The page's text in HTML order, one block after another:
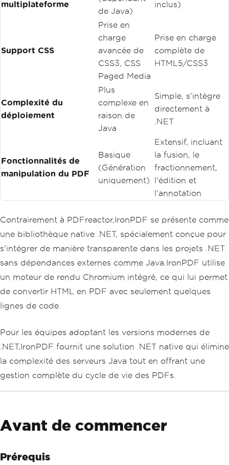
multiplateforme
de Java)
inclus)
Support CSS
Prise en
charge
avancée de
CSS3, CSS
Paged Media
Prise en charge
complète de
HTML5/CSS3
Complexité du
déploiement
Plus
complexe en
raison de
Java
Simple, s'intègre
directement à
.NET
Fonctionnalités de
manipulation du PDF
Basique
(Génération
uniquement)
Extensif, incluant
la fusion, le
fractionnement,
l'édition et
l'annotation
Contrairement à PDFreactor,IronPDF se présente comme
une bibliothèque native .NET, spécialement conçue pour
s'intégrer de manière transparente dans les projets .NET
sans dépendances externes comme Java.IronPDF utilise
un moteur de rendu Chromium intégré, ce qui lui permet
de convertir HTML en PDF avec seulement quelques
lignes de code.
Pour les équipes adoptant les versions modernes de
.NET,IronPDF fournit une solution .NET native qui élimine
la complexité des serveurs Java tout en offrant une
gestion complète du cycle de vie des PDFs.
Avant de commencer
Prérequis